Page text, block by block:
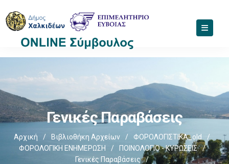
Γενικές Παραβάσεις
Αρχική / Βιβλιοθήκη Αρχείων / ΦΟΡΟΛΟΓΙΣΤΙΚΑ_old
/
ΦΟΡΟΛΟΓΙΚΗ ΕΝΗΜΕΡΩΣΗ
/ ΠΟΙΝΟΛΟΓΙΟ - ΚΥΡΩΣΕΙΣ
/
Γενικές Παραβάσεις
/